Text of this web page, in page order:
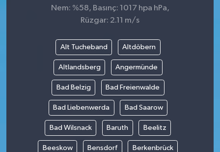
Nem: %58, Basınç: 1017 hpa hPa,
Rüzgar: 2.11 m/s
Alt Tucheband Altdöbern
Altlandsberg Angermünde
Bad Belzig Bad Freienwalde
Bad Liebenwerda Bad Saarow
Bad Wilsnack Baruth Beelitz
Beeskow Bensdorf Berkenbrück